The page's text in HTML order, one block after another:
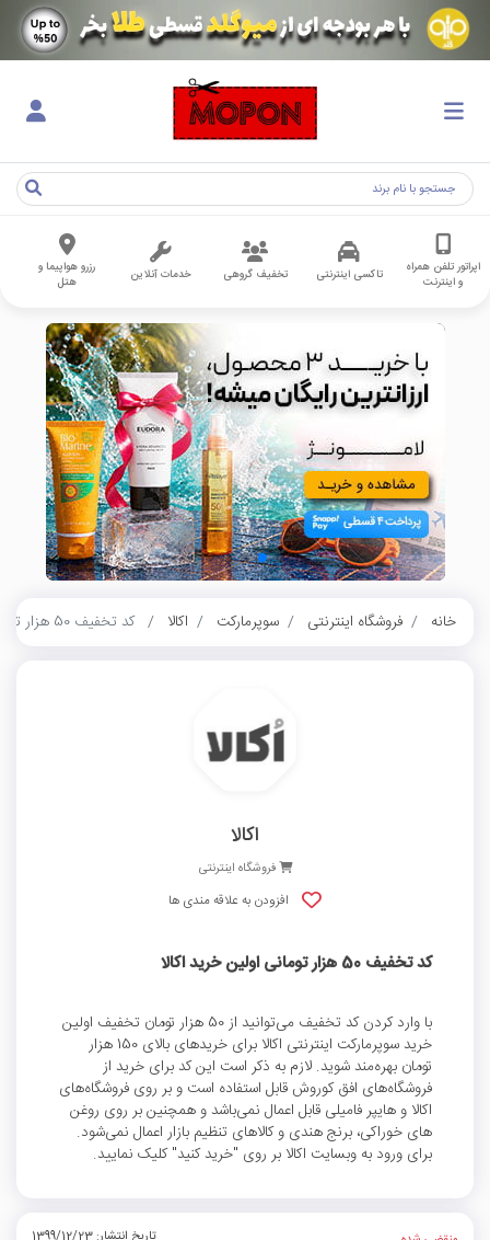
اپراتور تلفن همراه
و اینترنت
تاکسی اینترنتی تخفیف گروهی خدمات آنلاین
رزرو هواپیما و
هتل
خانه فروشگاه اینترنتی سوپرمارکت اکالا کد تخفیف 50 هزار تومانی اولین خرید اکالا
اکالا
فروشگاه اینترنتی
افزودن به علاقه مندی ها
کد تخفیف 50 هزار تومانی اولین خرید اکالا
با وارد کردن کد تخفیف می‌توانید از 50 هزار تومان تخفیف اولین
خرید سوپرمارکت اینترنتی اکالا برای خریدهای بالای 150 هزار
تومان بهره‌مند شوید. لازم به ذکر است این کد برای خرید از
فروشگاه‌های افق کوروش قابل استفاده است و بر روی فروشگاه‌های
اکالا و هایپر فامیلی قابل اعمال نمی‌باشد و همچنین بر روی روغن
های خوراکی، برنج هندی و کالاهای تنظیم بازار اعمال نمی‌شود.
برای ورود به وبسایت اکالا بر روی "خرید کنید" کلیک نمایید.